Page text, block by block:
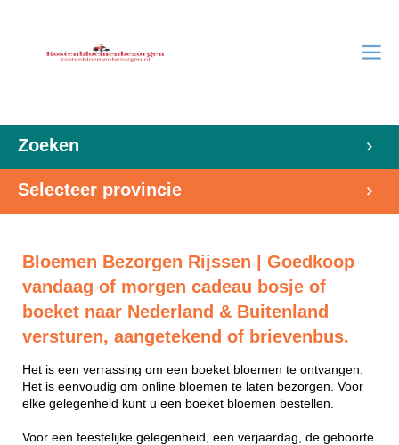
Zoeken
Selecteer provincie
Bloemen Bezorgen Rijssen | Goedkoop
vandaag of morgen cadeau bosje of
boeket naar Nederland & Buitenland
versturen, aangetekend of brievenbus.
Het is een verrassing om een boeket bloemen te ontvangen.
Het is eenvoudig om online bloemen te laten bezorgen. Voor
elke gelegenheid kunt u een boeket bloemen bestellen.
Voor een feestelijke gelegenheid, een verjaardag, de geboorte